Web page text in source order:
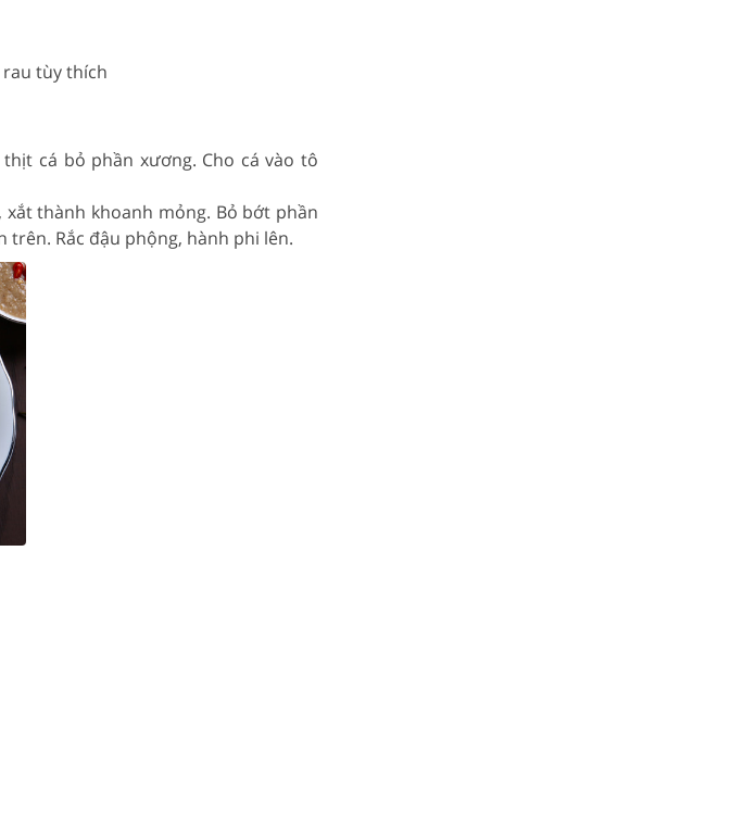
tùy thích
cá bỏ phần xương. Cho cá vào tô
thành khoanh mỏng. Bỏ bớt phần
trên. Rắc đậu phộng, hành phi lên.